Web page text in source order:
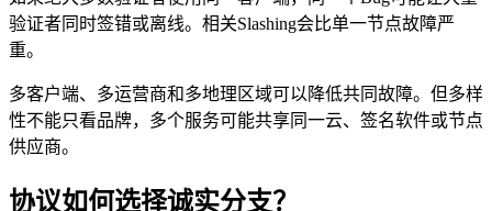
验证者同时签错或离线。相关Slashing会比单一节点故障严
重。
多客户端、多运营商和多地理区域可以降低共同故障。但多样
性不能只看品牌，多个服务可能共享同一云、签名软件或节点
供应商。
协议如何选择诚实分支？